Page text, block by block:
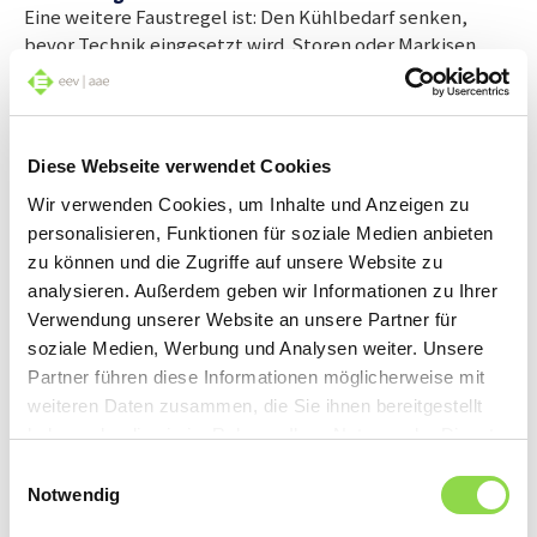
Diese Webseite verwendet Cookies
Wir verwenden Cookies, um Inhalte und Anzeigen zu
personalisieren, Funktionen für soziale Medien anbieten
zu können und die Zugriffe auf unsere Website zu
analysieren. Außerdem geben wir Informationen zu Ihrer
Verwendung unserer Website an unsere Partner für
soziale Medien, Werbung und Analysen weiter. Unsere
Partner führen diese Informationen möglicherweise mit
weiteren Daten zusammen, die Sie ihnen bereitgestellt
haben oder die sie im Rahmen Ihrer Nutzung der Dienste
Notwendig
Eine weitere Faustregel ist: Den Kühlbedarf senken,
bevor Technik eingesetzt wird. Storen oder Markisen
schützen gut besonnte Süd- und Westfassaden und
schirmen sowohl Licht als auch Wärme ab. Bei längeren
automatisch steuerbare Systeme einen zusätzlichen
schliessen sich, gekoppelt an eine Zeitschaltuhr, von
selbst, um Räume während den kältesten Nachtstunden
auskühlen zu lassen.
Wichtig ist aber: Die beste Wirkung erreicht das passive
Kühlen über offene Fenster, wenn einzelne Räume oder
die Wohnung in Querrichtung durchlüftet werden,
respektive die Nachtluft aus östlicher oder nördlicher